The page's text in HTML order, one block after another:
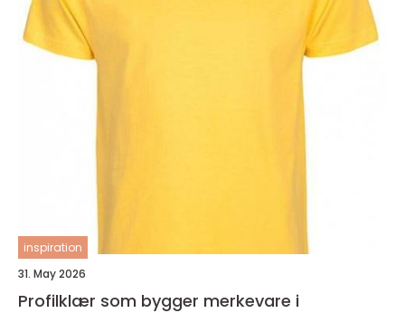
inspiration
31. May 2026
Profilklær som bygger merkevare i